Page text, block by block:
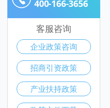
400-166-3656
客服咨询
企业政策咨询
招商引资政策
产业扶持政策